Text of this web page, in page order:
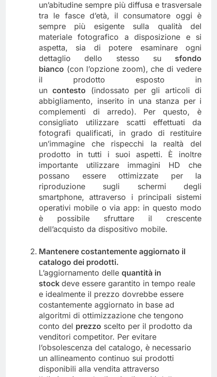
un’abitudine sempre più diffusa e trasversale
tra le fasce d’età, il consumatore oggi è
sempre più esigente sulla qualità del
materiale fotografico a disposizione e si
aspetta, sia di potere esaminare ogni
dettaglio dello stesso su sfondo
bianco (con l’opzione zoom), che di vedere
il prodotto esposto in
uncontesto (indossato per gli articoli di
abbigliamento, inserito in una stanza per i
complementi di arredo). Per questo, è
consigliato utilizzare scatti effettuati da
fotografi qualificati, in grado di restituire
un’immagine che rispecchi la realtà del
prodotto in tutti i suoi aspetti. È inoltre
importante utilizzare immagini HD che
possano essere ottimizzate per la
riproduzione sugli schermi degli
smartphone, attraverso i principali sistemi
operativi mobile o via app: in questo modo
è possibile sfruttare il crescente
dell’acquisto da dispositivo mobile.
Mantenere costantemente aggiornato il
catalogo dei prodotti.
L’aggiornamento delle quantità in
stock deve essere garantito in tempo reale
e idealmente il prezzo dovrebbe essere
costantemente aggiornato in base ad
algoritmi di ottimizzazione che tengono
conto del prezzo scelto per il prodotto da
venditori competitor. Per evitare
l’obsolescenza del catalogo, è necessario
un allineamento continuo sui prodotti
disponibili alla vendita attraverso